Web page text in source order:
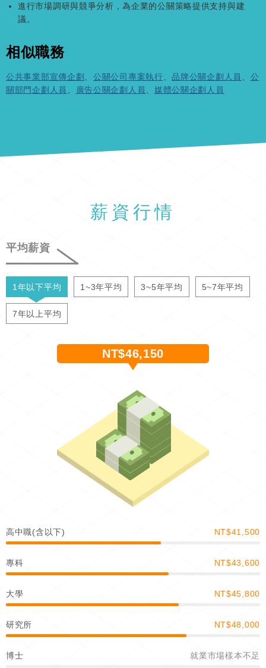
進行市場調研與競爭分析，為企業的公關策略提供支持與建
議。
相似職務
公共事業部宣傳企劃 、公關公司專案執行 、品牌公關企劃人員
公
關部門企劃人員
廣告公關企劃人員 媒體公關企劃人員
薪資行情
平均薪資
1年以下平均 1~3年平均 3~5年平均 5~7年平均
7年以上平均
NT$46,150
高中職(含以下) NT$41,500
專科 NT$43,600
大學 NT$45,800
研究所 NT$48,000
博士 就業市場樣本不足